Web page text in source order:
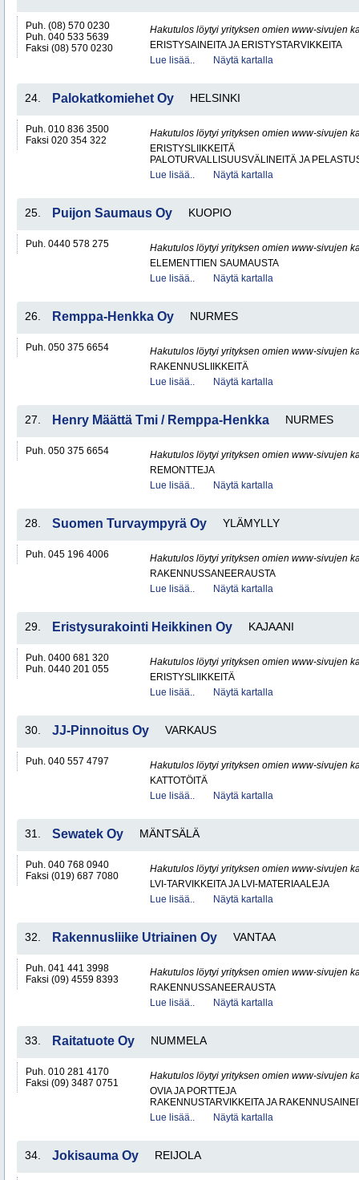
Puh. (08) 570 0230
Puh. 040 533 5639
Faksi (08) 570 0230
Hakutulos löytyi yrityksen omien www-sivujen
ERISTYSAINEITA JA ERISTYSTARVIKKEITA
Lue lisää..
Näytä kartalla
24. Palokatkomiehet Oy HELSINKI
Puh. 010 836 3500
Faksi 020 354 322
Hakutulos löytyi yrityksen omien www-sivujen
ERISTYSLIIKKEITÄ
PALOTURVALLISUUSVÄLINEITÄ JA
Lue lisää..
Näytä kartalla
25. Puijon Saumaus Oy KUOPIO
Puh. 0440 578 275
Hakutulos löytyi yrityksen omien www-sivujen
ELEMENTTIEN SAUMAUSTA
Lue lisää..
Näytä kartalla
26. Remppa-Henkka Oy NURMES
Puh. 050 375 6654
Hakutulos löytyi yrityksen omien www-sivujen
RAKENNUSLIIKKEITÄ
Lue lisää..
Näytä kartalla
27. Henry Määttä Tmi / Remppa-Henkka NURMES
Puh. 050 375 6654
Hakutulos löytyi yrityksen omien www-sivujen
REMONTTEJA
Lue lisää..
Näytä kartalla
28. Suomen Turvaympyrä Oy YLÄMYLLY
Puh. 045 196 4006
Hakutulos löytyi yrityksen omien www-sivujen
RAKENNUSSANEERAUSTA
Lue lisää..
Näytä kartalla
29. Eristysurakointi Heikkinen Oy KAJAANI
Puh. 0400 681 320
Puh. 0440 201 055
Hakutulos löytyi yrityksen omien www-sivujen
ERISTYSLIIKKEITÄ
Lue lisää..
Näytä kartalla
30. JJ-Pinnoitus Oy VARKAUS
Puh. 040 557 4797
Hakutulos löytyi yrityksen omien www-sivujen
KATTOTÖITÄ
Lue lisää..
Näytä kartalla
31. Sewatek Oy MÄNTSÄLÄ
Puh. 040 768 0940
Faksi (019) 687 7080
Hakutulos löytyi yrityksen omien www-sivujen
LVI-TARVIKKEITA JA LVI-MATERIAALEJA
Lue lisää..
Näytä kartalla
32. Rakennusliike Utriainen Oy VANTAA
Puh. 041 441 3998
Faksi (09) 4559 8393
Hakutulos löytyi yrityksen omien www-sivujen
RAKENNUSSANEERAUSTA
Lue lisää..
Näytä kartalla
33. Raitatuote Oy NUMMELA
Puh. 010 281 4170
Faksi (09) 3487 0751
Hakutulos löytyi yrityksen omien www-sivujen
OVIA JA PORTTEJA
RAKENNUSTARVIKKEITA JA
Lue lisää..
Näytä kartalla
34. Jokisauma Oy REIJOLA